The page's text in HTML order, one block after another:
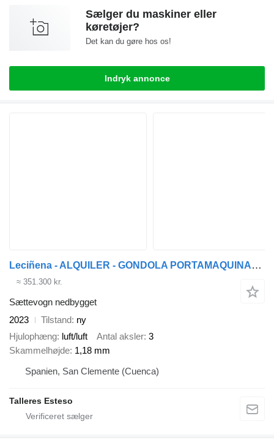
Sælger du maskiner eller
køretøjer?
Det kan du gøre hos os!
Indryk annonce
Leciñena - ALQUILER - GONDOLA PORTAMAQUINARIA
≈ 351.300 kr.
Sættevogn nedbygget
2023
Tilstand ny
Hjulophæng luft/luft Antal aksler 3
Skammelhøjde 1,18 mm
Spanien, San Clemente (Cuenca)
Talleres Esteso